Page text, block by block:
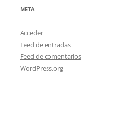
META
Acceder
Feed de entradas
Feed de comentarios
WordPress.org